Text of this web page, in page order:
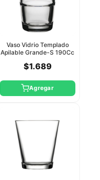
Vaso Vidrio Templado
Apilable Grande-S 190Cc
$1.689
Agregar